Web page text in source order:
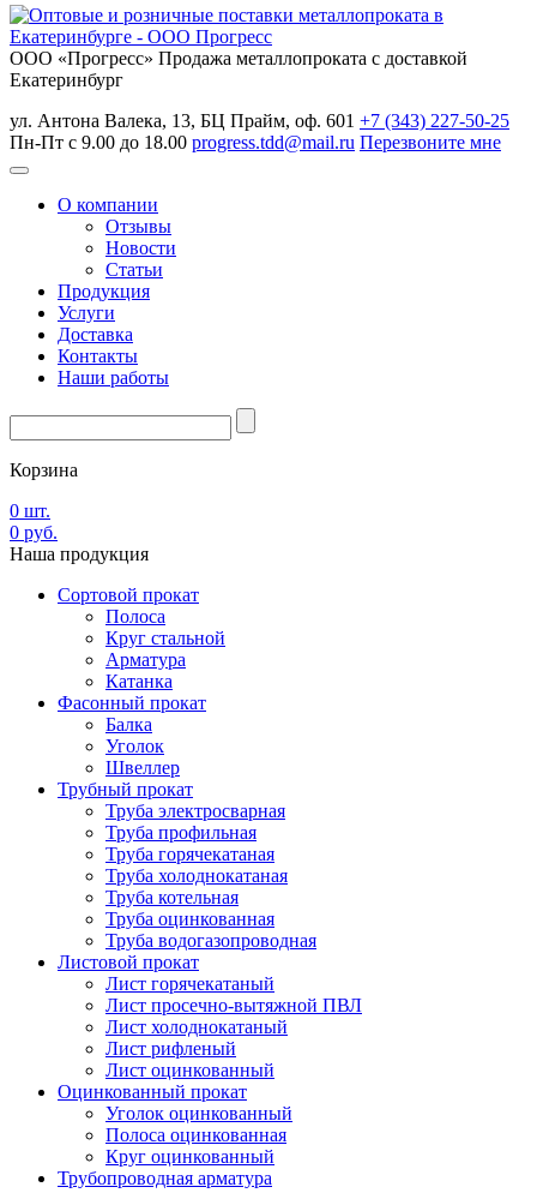
ООО «Прогресс» Продажа металлопроката с доставкой
Екатеринбург
ул. Антона Валека, 13, БЦ Прайм, оф. 601 +7 (343) 227-50-25
Пн-Пт с 9.00 до 18.00 progress.tdd@mail.ru Перезвоните мне
О компании
Отзывы
Новости
Статьи
Продукция
Услуги
Доставка
Контакты
Наши работы
Корзина
0 шт.
0 руб.
Наша продукция
Сортовой прокат
Полоса
Круг стальной
Арматура
Катанка
Фасонный прокат
Балка
Уголок
Швеллер
Трубный прокат
Труба электросварная
Труба профильная
Труба горячекатаная
Труба холоднокатаная
Труба котельная
Труба оцинкованная
Труба водогазопроводная
Листовой прокат
Лист горячекатаный
Лист просечно-вытяжной ПВЛ
Лист холоднокатаный
Лист рифленый
Лист оцинкованный
Оцинкованный прокат
Уголок оцинкованный
Полоса оцинкованная
Круг оцинкованный
Трубопроводная арматура